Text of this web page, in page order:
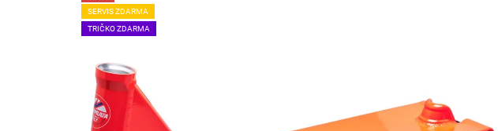
SERVIS ZDARMA
TRIČKO ZDARMA